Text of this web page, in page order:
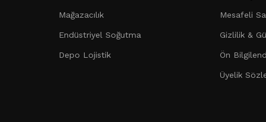
Mağazacılık
Endüstriyel Soğutma
Depo Lojistik
Mesafeli
Gizlilik &
Ön
Üyelik